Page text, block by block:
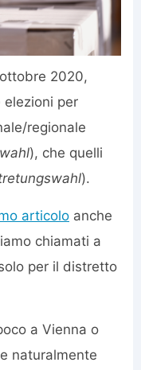
2020,
elezioni per
regionale
), che quelli
).
articolo anche
chiamati a
per il distretto
a Vienna o
naturalmente